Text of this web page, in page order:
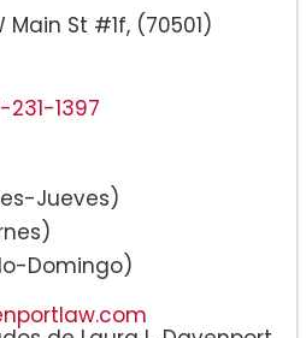
Main St #1f, (70501)
231-1397
Jueves)
Domingo)